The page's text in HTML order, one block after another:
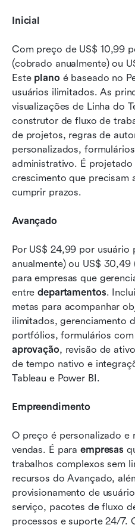
Inicial
Com preço de US$ 10,99
(cobrado anualmente) ou
Este plano é baseado no
usuários ilimitados. As
visualizações de Linha do
construtor de fluxo de
de projetos, regras de
personalizados,
administrativo. É
crescimento que precisam
cumprir prazos.
Avançado
Por US$ 24,99 por usuário
anualmente) ou US$ 30,49
para empresas que
entre departamentos.
metas para acompanhar
ilimitados, gerenciamento
aprovação, revisão de
de tempo nativo e
Tableau e Power BI.
Empreendimento
O preço é personalizado e
vendas. É para empresas
trabalhos complexos sem
recursos do Avançado,
provisionamento de
serviço, pacotes de fluxo
processos e suporte 24/7.